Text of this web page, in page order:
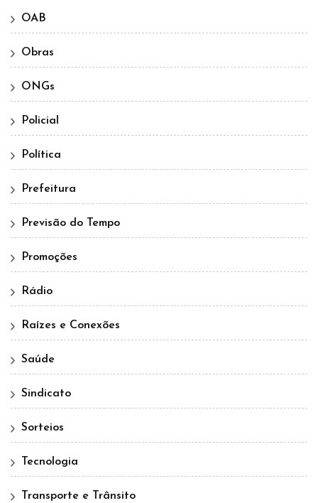
OAB
Obras
ONGs
Policial
Política
Prefeitura
Previsão do Tempo
Promoções
Rádio
Raízes e Conexões
Saúde
Sindicato
Sorteios
Tecnologia
Transporte e Trânsito